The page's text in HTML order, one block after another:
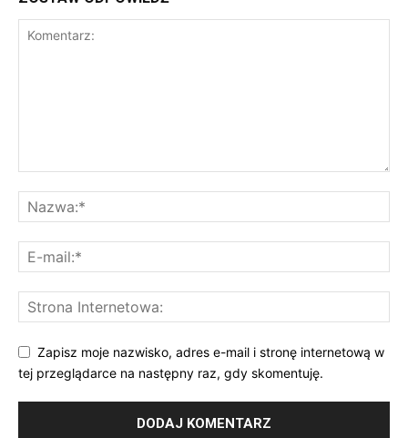
Zapisz moje nazwisko, adres e-mail i stronę internetową w
tej przeglądarce na następny raz, gdy skomentuję.